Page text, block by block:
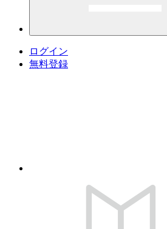
ログイン
無料登録